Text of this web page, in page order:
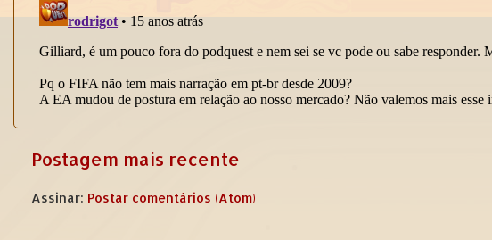
Postagem mais recente
Assinar: Postar comentários (Atom)